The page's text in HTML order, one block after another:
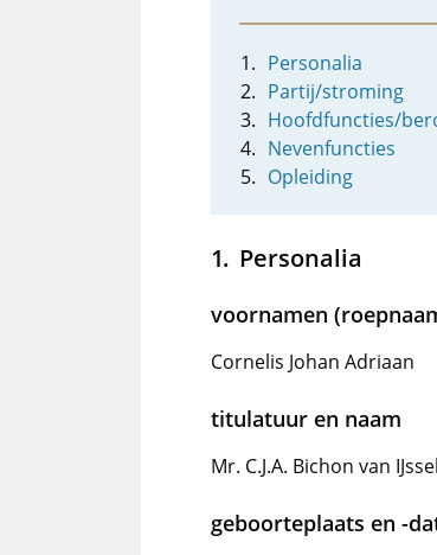
Personalia
Partij/stroming
Hoofdfuncties/
Nevenfuncties
Opleiding
Personalia
voornamen
Cornelis Johan Adriaan
titulatuur en naam
Mr. C.J.A. Bichon van
geboorteplaats en -